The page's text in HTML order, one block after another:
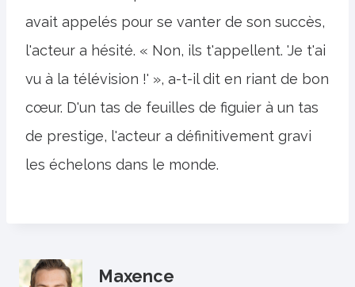
avait appelés pour se vanter de son succès,
l'acteur a hésité. « Non, ils t'appellent. 'Je t'ai
vu à la télévision !' », a-t-il dit en riant de bon
cœur. D'un tas de feuilles de figuier à un tas
de prestige, l'acteur a définitivement gravi
les échelons dans le monde.
Maxence